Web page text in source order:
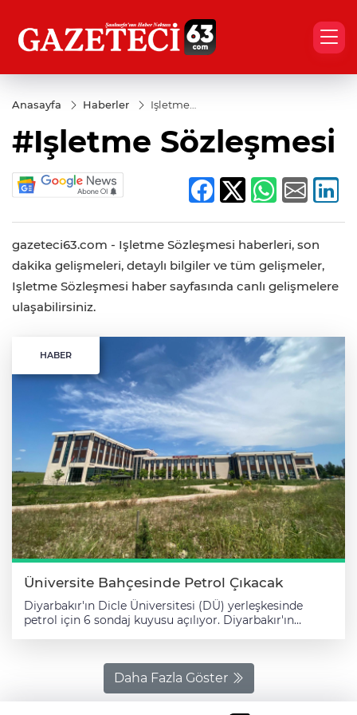
Anasayfa Haberler
Işletme
#Işletme Sözleşmesi
gazeteci63.com - Işletme Sözleşmesi haberleri, son
dakika gelişmeleri, detaylı bilgiler ve tüm gelişmeler,
Işletme Sözleşmesi haber sayfasında canlı gelişmelere
ulaşabilirsiniz.
HABER
Üniversite Bahçesinde Petrol Çıkacak
Diyarbakır'ın Dicle Üniversitesi (DÜ) yerleşkesinde
petrol için 6 sondaj kuyusu açılıyor. Diyarbakır'ın
sahip tek firma olan PETAR Doğal Gaz ve Petrol
Araştırma AŞ arasında 10 yıllık işletme sözleşmesi
Daha Fazla Göster